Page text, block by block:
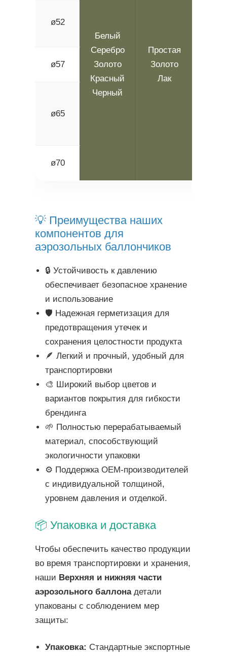
Белый
Серебро
Золото
Красный
Черный
Простая
Золото
Лак
ø52
ø57
ø65
ø70
💡 Преимущества наших
компонентов для
аэрозольных баллончиков
🔒 Устойчивость к давлению
обеспечивает безопасное хранение
и использование
🛡️ Надежная герметизация для
предотвращения утечек и
сохранения целостности продукта
🪶 Легкий и прочный, удобный для
транспортировки
🎨 Широкий выбор цветов и
вариантов покрытия для гибкости
брендинга
🌱 Полностью перерабатываемый
материал, способствующий
экологичности упаковки
⚙️ Поддержка OEM-производителей
с индивидуальной толщиной,
уровнем давления и отделкой.
📦 Упаковка и доставка
Чтобы обеспечить качество продукции
во время транспортировки и хранения,
наши Верхняя и нижняя части
аэрозольного баллона детали
упакованы с соблюдением мер
защиты:
Упаковка: Стандартные экспортные